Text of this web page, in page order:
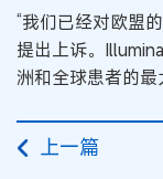
“我们已经对欧盟
提出上诉。
洲和全球患者的最
上一篇